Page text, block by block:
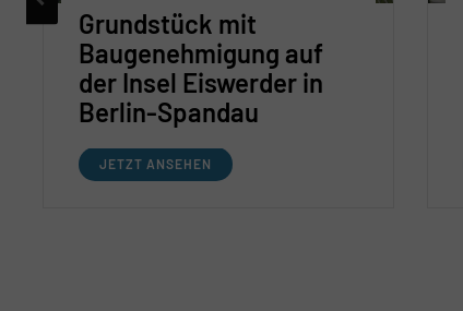
Grundstück mit
Baugenehmigung auf
der Insel Eiswerder in
Berlin-Spandau
JETZT ANSEHEN